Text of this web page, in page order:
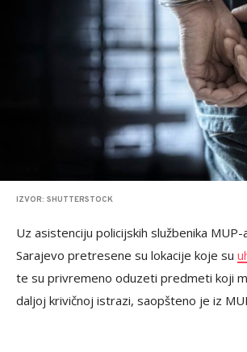
IZVOR: SHUTTERSTOCK
Uz asistenciju policijskih službenika MUP-
Sarajevo pretresene su lokacije koje su
te su privremeno oduzeti predmeti koji
daljoj krivičnoj istrazi, saopšteno je iz